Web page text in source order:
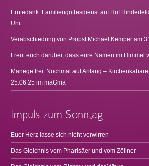
Erntedank: Familiengottesdienst auf Hof
Uhr
Verabschiedung von Propst Michael Kemper am
Freut euch darüber, dass eure Namen im Himmel
Manege frei: Nochmal auf Anfang –
25.06.25 im maGma
Impuls zum Sonntag
Euer Herz lasse sich nicht verwirren
Das Gleichnis vom Pharisäer und vom Zöllner